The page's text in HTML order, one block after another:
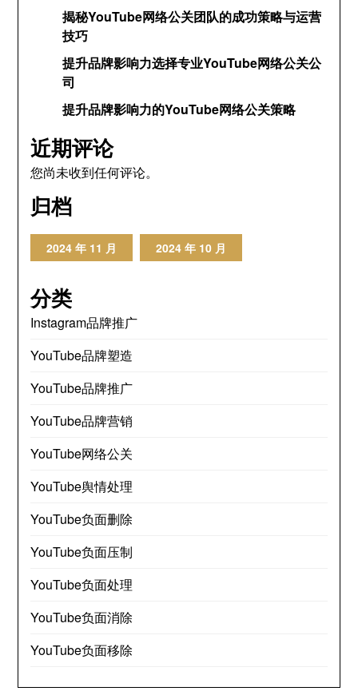
揭秘YouTube网络公关团队的成功策略与运营
技巧
提升品牌影响力选择专业YouTube网络公关公
司
提升品牌影响力的YouTube网络公关策略
近期评论
您尚未收到任何评论。
归档
2024 年 11 月 2024 年 10 月
分类
Instagram品牌推广
YouTube品牌塑造
YouTube品牌推广
YouTube品牌营销
YouTube网络公关
YouTube舆情处理
YouTube负面删除
YouTube负面压制
YouTube负面处理
YouTube负面消除
YouTube负面移除